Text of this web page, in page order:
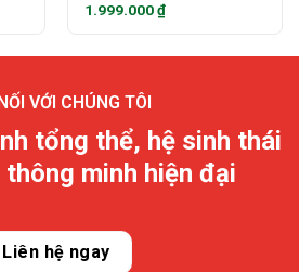
1.999.000₫
VỚI CHÚNG TÔI
tổng thể, hệ sinh thái
minh hiện đại
Liên hệ ngay